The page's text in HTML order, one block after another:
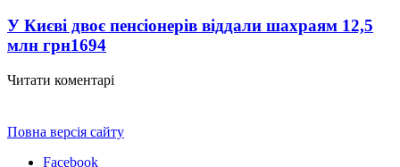
У Києві двоє пенсіонерів віддали шахраям 12,5
млн грн1694
Читати коментарі
Повна версія сайту
Facebook